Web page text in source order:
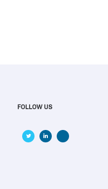
FOLLOW US